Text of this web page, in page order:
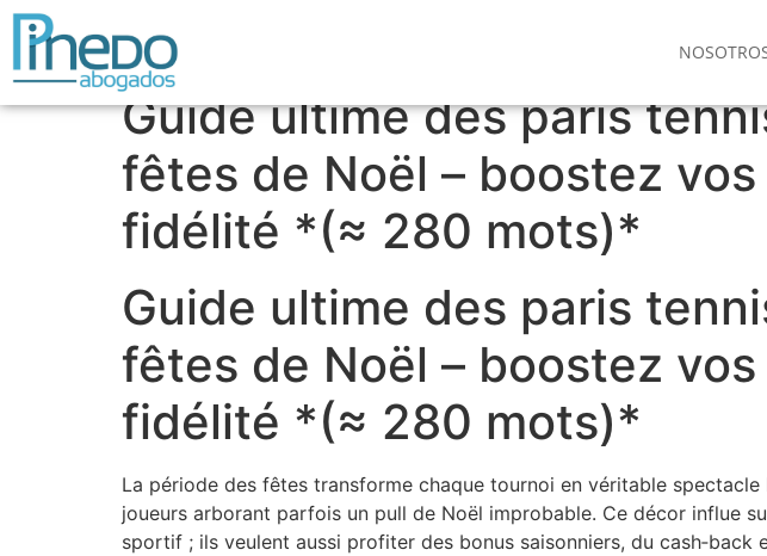
Guide ultime des paris
fêtes de Noël – boostez
fidélité *(≈ 280 mots)*
Guide ultime des paris
fêtes de Noël – boostez
fidélité *(≈ 280 mots)*
La période des fêtes transforme chaque tournoi en véritable
joueurs arborant parfois un pull de Noël improbable. Ce décor influe
sportif ; ils veulent aussi profiter des bonus saisonniers, du